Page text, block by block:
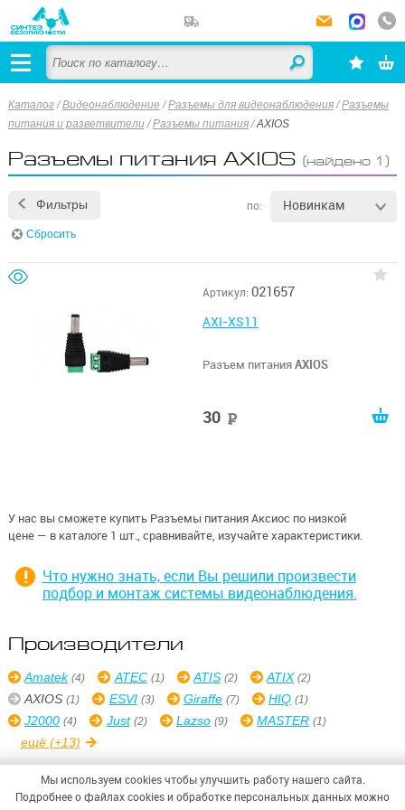
Каталог /Видеонаблюдение /Разъемы для видеонаблюдения /Разъемы
питания и разветвители /Разъемы питания/AXIOS
Разъемы питания AXIOS (найдено 1)
Фильтры по: Новинкам
Сбросить
Артикул: 021657
AXI-XS11
Разъем питанияAXIOS
30
У нас вы сможете купить Разъемы питания Аксиос по низкой
цене — в каталоге 1 шт., сравнивайте, изучайте характеристики.
Что нужно знать, если Вы решили произвести
подбор и монтаж системы видеонаблюдения.
Производители
Amatek (4) ATEC (1) ATIS (2) ATIX (2)
AXIOS (1) ESVI (3) Giraffe (7) HIQ (1)
J2000 (4) Just (2) Lazso (9) MASTER (1)
ещё (+13)
Мы используем cookies чтобы улучшить работу нашего сайта.
Подробнее о файлах cookies и обработке персональных данных можно